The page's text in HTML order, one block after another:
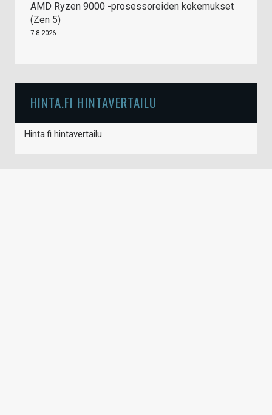
AMD Ryzen 9000 -prosessoreiden kokemukset
(Zen 5)
7.8.2026
HINTA.FI HINTAVERTAILU
Hinta.fi hintavertailu